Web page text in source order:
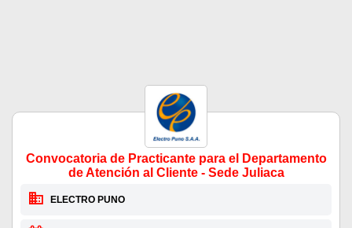
Convocatoria de Practicante para el Departamento
de Atención al Cliente - Sede Juliaca
ELECTRO PUNO